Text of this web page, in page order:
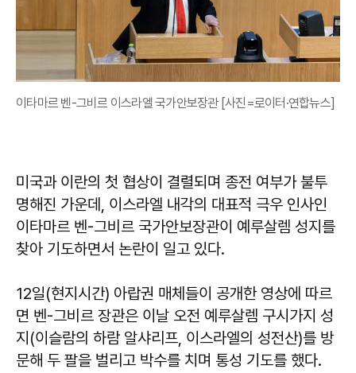
이타마르 벤-그비르 이스라엘 국가안보장관 [사진=로이터·연합뉴스]
미국과 이란의 첫 협상이 결렬되며 종전 여부가 불투
명해진 가운데, 이스라엘 내각의 대표적 극우 인사인
이타마르 벤-그비르 국가안보장관이 예루살렘 성지를
찾아 기도하면서 논란이 일고 있다.
12일(현지시간) 아랍권 매체들이 공개한 영상에 따르
면 벤-그비르 장관은 이날 오전 예루살렘 구시가지 성
지(이슬람의 하람 알샤리프, 이스라엘의 성전산)를 방
문해 두 팔을 벌리고 박수를 치며 통성 기도를 했다.